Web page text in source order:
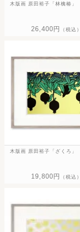
木版画 原田裕子「林檎椿」
26,400円 （税込）
木版画 原田裕子「ざくろ」
19,800円 （税込）